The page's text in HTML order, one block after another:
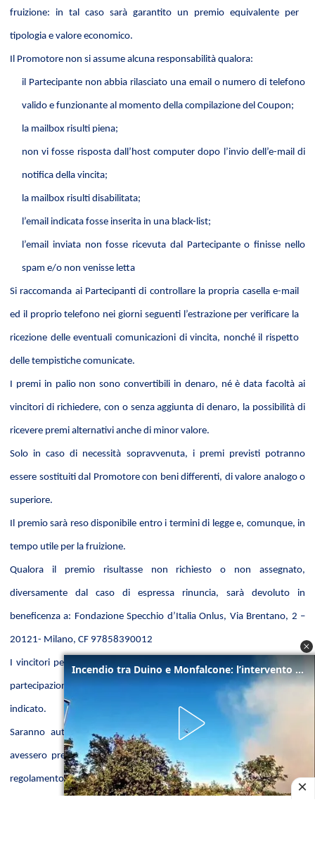
fruizione: in tal caso sarà garantito un premio equivalente per
tipologia e valore economico.
Il Promotore non si assume alcuna responsabilità qualora:
il Partecipante non abbia rilasciato una email o numero di telefono
valido e funzionante al momento della compilazione del Coupon;
la mailbox risulti piena;
non vi fosse risposta dall’host computer dopo l’invio dell’e-mail di
notifica della vincita;
la mailbox risulti disabilitata;
l’email indicata fosse inserita in una black-list;
l’email inviata non fosse ricevuta dal Partecipante o finisse nello
spam e/o non venisse letta
Si raccomanda ai Partecipanti di controllare la propria casella e-mail
ed il proprio telefono nei giorni seguenti l’estrazione per verificare la
ricezione delle eventuali comunicazioni di vincita, nonché il rispetto
delle tempistiche comunicate.
I premi in palio non sono convertibili in denaro, né è data facoltà ai
vincitori di richiedere, con o senza aggiunta di denaro, la possibilità di
ricevere premi alternativi anche di minor valore.
Solo in caso di necessità sopravvenuta, i premi previsti potranno
essere sostituiti dal Promotore con beni differenti, di valore analogo o
superiore.
Il premio sarà reso disponibile entro i termini di legge e, comunque, in
tempo utile per la fruizione.
Qualora il premio risultasse non richiesto o non assegnato,
diversamente dal caso di espressa rinuncia, sarà devoluto in
beneficenza a: Fondazione Specchio d’Italia Onlus, Via Brentano, 2 –
20121- Milano, CF 97858390012
I vincitori perderanno il diritto all’ottenimento del premio qualora la
partecipazione risulti non regolare, secondo quanto precedentemente
indicato.
Saranno automaticamente esclusi dal Concorso i Partecipanti che
avessero preso parte in violazione di quanto previsto dal presente
regolamento.
Incendio tra Duino e Monfalcone: l’intervento dei vigili del fuoco